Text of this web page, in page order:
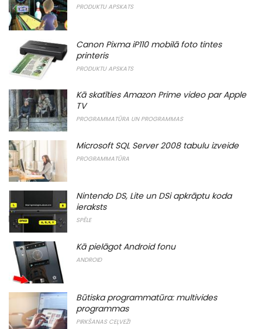
PRODUKTU APSKATS
Canon Pixma iP110 mobilā foto tintes
printeris
PRODUKTU APSKATS
Kā skatīties Amazon Prime video par Apple
TV
PROGRAMMATŪRA UN PROGRAMMAS
Microsoft SQL Server 2008 tabulu izveide
PROGRAMMATŪRA
Nintendo DS, Lite un DSi apkrāptu koda
ieraksts
SPĒLE
Kā pielāgot Android fonu
ANDROID
Būtiska programmatūra: multivides
programmas
PIRKŠANAS CEĻVEŽI